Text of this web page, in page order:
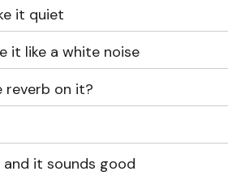
it quiet
it like a white noise
reverb on it?
and it sounds good